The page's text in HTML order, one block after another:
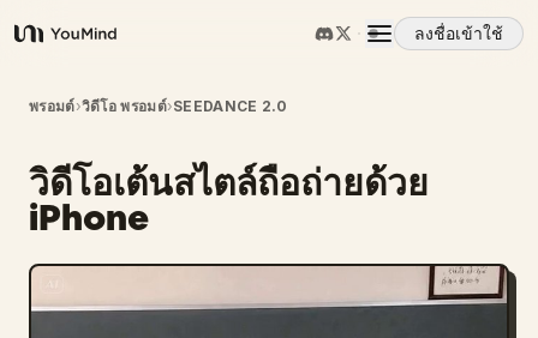
YouMind
ลงชื่อเข้าใช้
ภาพรวม
กรณีการใช้งาน
ทักษะ
พรอมต์›วิดีโอ พรอมต์›SEEDANCE 2.0
วิดีโอเต้นสไตล์ถือถ่ายด้วย
iPhone